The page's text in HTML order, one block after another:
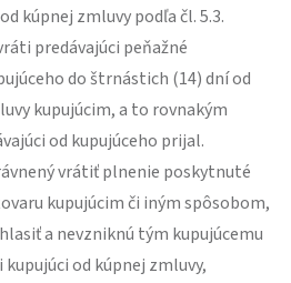
kúpnej zmluvy podľa čl. 5.3.
predávajúci peňažné
do štrnástich (14) dní od
kupujúcim, a to rovnakým
od kupujúceho prijal.
vrátiť plnenie poskytnuté
kupujúcim či iným spôsobom,
a nevzniknú tým kupujúcemu
od kúpnej zmluvy,